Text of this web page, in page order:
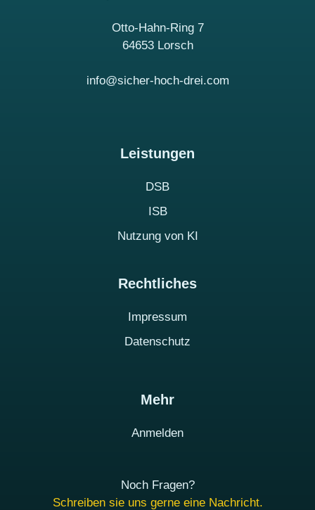
Leistungen
DSB
ISB
Nutzung von KI
Rechtliches
Impressum
Datenschutz
Mehr
Anmelden
Noch Fragen?
Schreiben sie uns gerne eine Nachricht.
Otto-Hahn-Ring 7
64653 Lorsch
info@sicher-hoch-drei.com